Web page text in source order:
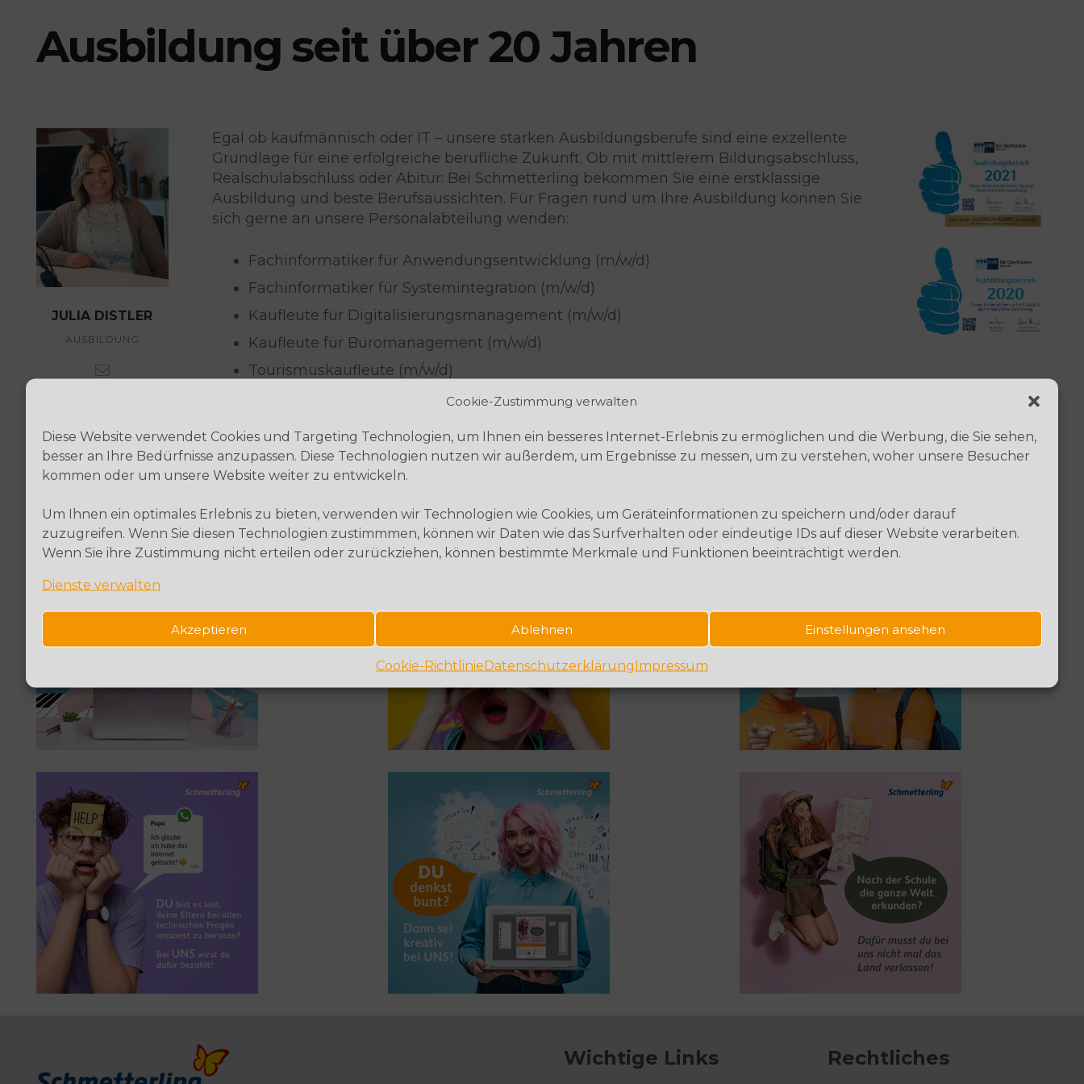
Cookie-Zustimmung verwalten
Diese Website verwendet Cookies und Targeting Technologien, um Ihnen ein besseres Internet-Erlebnis zu ermöglichen und die Werbung, die Sie sehen,
besser an Ihre Bedürfnisse anzupassen. Diese Technologien nutzen wir außerdem, um Ergebnisse zu messen, um zu verstehen, woher unsere Besucher
kommen oder um unsere Website weiter zu entwickeln.
Um Ihnen ein optimales Erlebnis zu bieten, verwenden wir Technologien wie Cookies, um Geräteinformationen zu speichern und/oder darauf
zuzugreifen. Wenn Sie diesen Technologien zustimmmen, können wir Daten wie das Surfverhalten oder eindeutige IDs auf dieser Website verarbeiten.
Wenn Sie ihre Zustimmung nicht erteilen oder zurückziehen, können bestimmte Merkmale und Funktionen beeinträchtigt werden.
Dienste verwalten
Akzeptieren Ablehnen Einstellungen ansehen
Cookie-RichtlinieDatenschutzerklärungImpressum
Ausbildung seit über 20 Jahren
JULIA DISTLER
AUSBILDUNG
Egal ob kaufmännisch oder IT – unsere starken Ausbildungsberufe sind eine exzellente
Grundlage für eine erfolgreiche berufliche Zukunft. Ob mit mittlerem Bildungsabschluss,
Realschulabschluss oder Abitur: Bei Schmetterling bekommen Sie eine erstklassige
Ausbildung und beste Berufsaussichten. Für Fragen rund um Ihre Ausbildung können Sie
sich gerne an unsere Personalabteilung wenden:
Fachinformatiker für Anwendungsentwicklung (m/w/d)
Fachinformatiker für Systemintegration (m/w/d)
Kaufleute für Digitalisierungsmanagement (m/w/d)
Kaufleute für Büromanagement (m/w/d)
Tourismuskaufleute (m/w/d)
Kaufleute Marketingkommunikation (m/w/d)
Hier geht’s zu den Ausbildungsstellen
Kaufleute
Büromanagement
Kaufleute
Marketing
(m/w/d)
Kaufleute
Digitalisierungs-
(m/w/d)
Ausbildung in
der Informatik
(m/w/d)
Ausbildung
Mediengestalter
(m/w/d)
Ausbildung
Tourismuskaufleute
(m/w/d)
Wichtige Links Rechtliches